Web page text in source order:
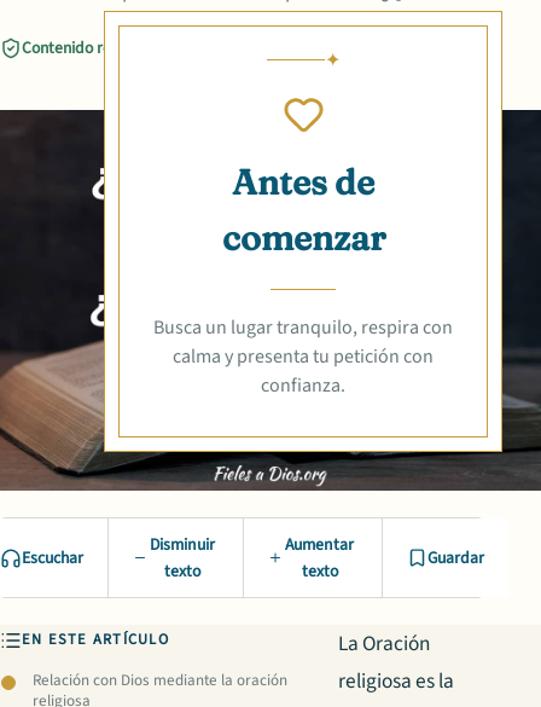
Contenido revisado
Antes de
comenzar
Busca un lugar tranquilo, respira con
calma y presenta tu petición con
confianza.
Escuchar
Disminuir
texto
Aumentar
texto
Guardar
EN ESTE ARTÍCULO
Relación con Dios mediante la oración
religiosa
La Oración
religiosa es la